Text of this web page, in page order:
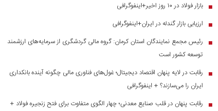
■ بازار فولاد در ۱۰ روز اخیر+اینفوگرافی
■ ارزیابی بازار گندله در ایران+اینفوگرافی
■
رئیس مجمع نمایندگان استان کرمان: گروه مالی گردشگری از سرمایه‌های ارزشمند
توسعه کشور است
■
رقابت در لایه پنهان اقتصاد دیجیتال؛ غول‌های فناوری مالی چگونه آینده بانکداری
ایران را می‌سازند؟ + اینفوگرافی
■
رقابت پنهان در قلب صنایع معدنی؛ چهار الگوی متفاوت برای فتح زنجیره فولاد +